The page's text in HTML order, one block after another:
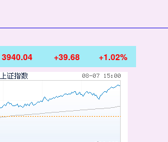
3940.04 +39.68 +1.02%